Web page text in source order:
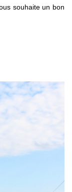
souhaite un bon